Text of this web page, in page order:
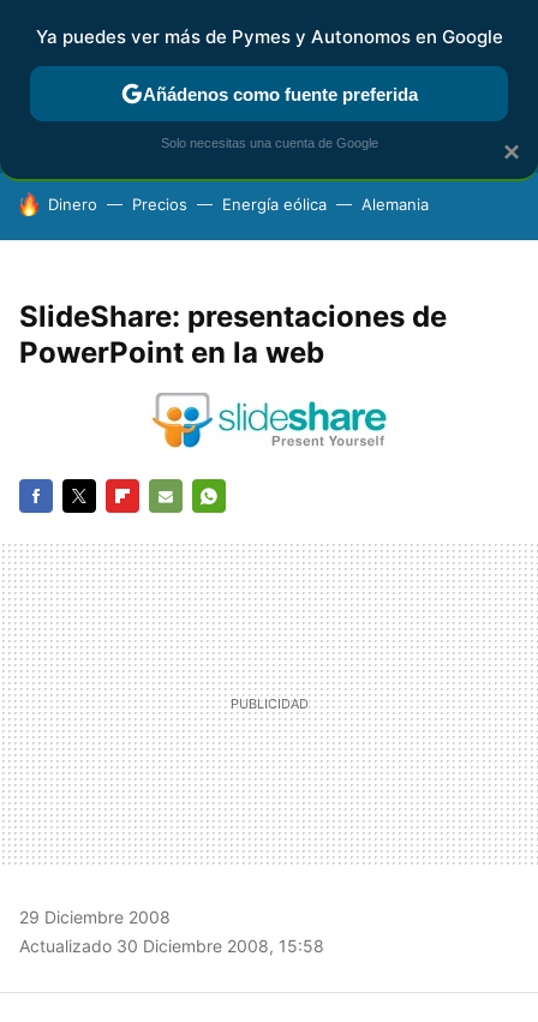
FISCALIDAD Y CONTABILIDAD KIT DIGITAL RENTA
HOY SE HABLA DE
Dinero Precios Energía eólica Alemania
SlideShare: presentaciones de
PowerPoint en la web
MAIL
29 Diciembre 2008
Actualizado 30 Diciembre 2008, 15:58
×
Ya puedes ver más de Pymes y Autonomos en Google
Añádenos como fuente preferida
Solo necesitas una cuenta de Google